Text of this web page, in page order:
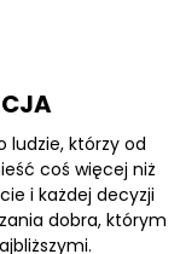
ludzie, którzy od
coś więcej niż
i każdej decyzji
dobra, którym